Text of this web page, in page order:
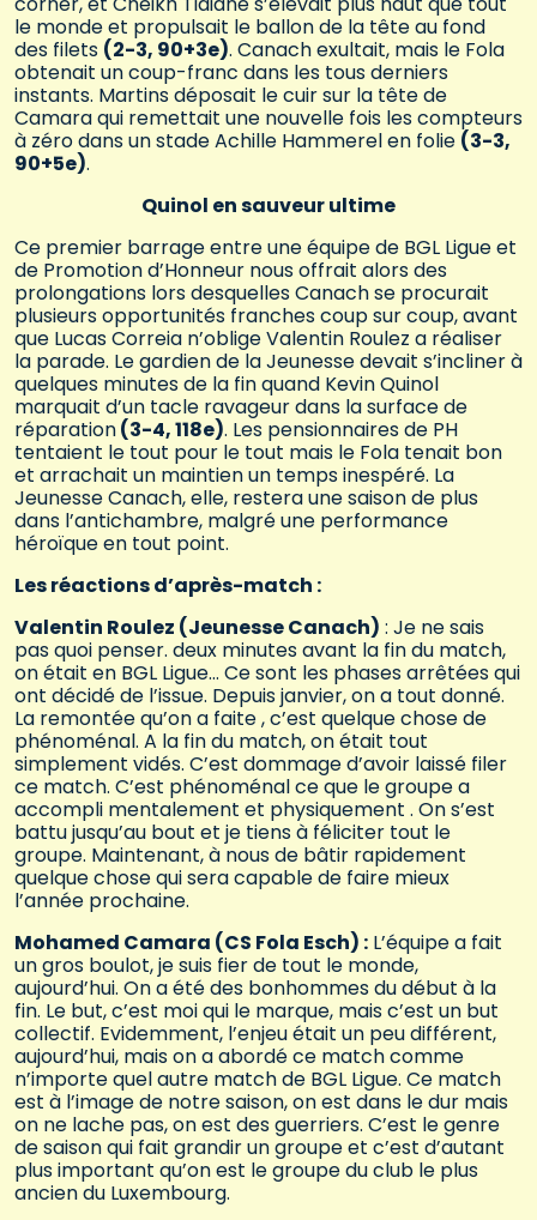
le monde et propulsait le ballon de la tête au fond
des filets (2-3, 90+3e). Canach exultait, mais le Fola
obtenait un coup-franc dans les tous derniers
instants. Martins déposait le cuir sur la tête de
Camara qui remettait une nouvelle fois les compteurs
à zéro dans un stade Achille Hammerel en folie (3-3,
90+5e).
Quinol en sauveur ultime
Ce premier barrage entre une équipe de BGL Ligue et
de Promotion d’Honneur nous offrait alors des
prolongations lors desquelles Canach se procurait
plusieurs opportunités franches coup sur coup, avant
que Lucas Correia n’oblige Valentin Roulez a réaliser
la parade. Le gardien de la Jeunesse devait s’incliner à
quelques minutes de la fin quand Kevin Quinol
marquait d’un tacle ravageur dans la surface de
réparation(3-4, 118e). Les pensionnaires de PH
tentaient le tout pour le tout mais le Fola tenait bon
et arrachait un maintien un temps inespéré. La
Jeunesse Canach, elle, restera une saison de plus
dans l’antichambre, malgré une performance
héroïque en tout point.
Les réactions d’après-match :
Valentin Roulez (Jeunesse Canach) : Je ne sais
pas quoi penser. deux minutes avant la fin du match,
on était en BGL Ligue… Ce sont les phases arrêtées qui
ont décidé de l’issue. Depuis janvier, on a tout donné.
La remontée qu’on a faite , c’est quelque chose de
phénoménal. A la fin du match, on était tout
simplement vidés. C’est dommage d’avoir laissé filer
ce match. C’est phénoménal ce que le groupe a
accompli mentalement et physiquement . On s’est
battu jusqu’au bout et je tiens à féliciter tout le
groupe. Maintenant, à nous de bâtir rapidement
quelque chose qui sera capable de faire mieux
l’année prochaine.
Mohamed Camara (CS Fola Esch) : L’équipe a fait
un gros boulot, je suis fier de tout le monde,
aujourd’hui. On a été des bonhommes du début à la
fin. Le but, c’est moi qui le marque, mais c’est un but
collectif. Evidemment, l’enjeu était un peu différent,
aujourd’hui, mais on a abordé ce match comme
n’importe quel autre match de BGL Ligue. Ce match
est à l’image de notre saison, on est dans le dur mais
on ne lache pas, on est des guerriers. C’est le genre
de saison qui fait grandir un groupe et c’est d’autant
plus important qu’on est le groupe du club le plus
ancien du Luxembourg.